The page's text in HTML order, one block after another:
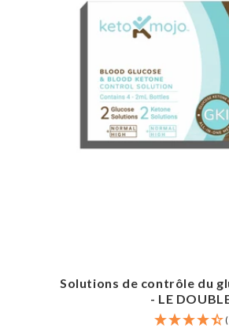
Solutions de contrôle du
- LE